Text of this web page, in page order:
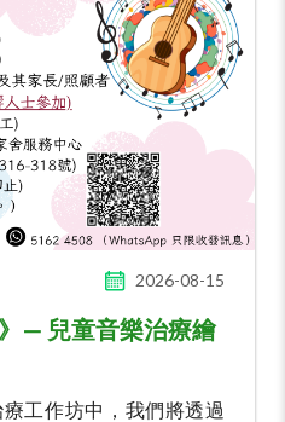
2026-08-15
— 兒童音樂治療繪
工作坊中，我們將透過